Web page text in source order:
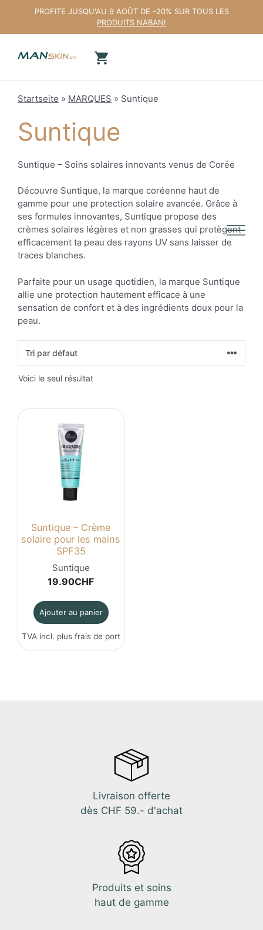
contenu
PROFITE JUSQU'AU 9 AOÛT DE -20% SUR TOUS LES
PRODUITS NABAN!
Startseite » MARQUES » Suntique
Suntique
Suntique – Soins solaires innovants venus de Corée
Découvre Suntique, la marque coréenne haut de
gamme pour une protection solaire avancée. Grâce à
ses formules innovantes, Suntique propose des
crèmes solaires légères et non grasses qui protègent
efficacement ta peau des rayons UV sans laisser de
traces blanches.
Parfaite pour un usage quotidien, la marque Suntique
allie une protection hautement efficace à une
sensation de confort et à des ingrédients doux pour la
peau.
Voici le seul résultat
Suntique – Crème
solaire pour les mains
SPF35
Suntique
19.90CHF
Ajouter au panier
TVA incl. plus frais de port
Livraison offerte
dès CHF 59.- d'achat
Produits et soins
haut de gamme